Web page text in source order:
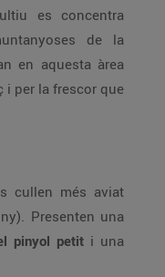
es concentra
de la
en aquesta àrea
i per la frescor que
cullen més aviat
Presenten una
pinyol petit i una